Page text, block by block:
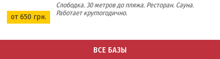
от 650 грн.
Слободка. 30 метров до пляжа. Ресторан. Сауна.
Работает круглогодично.
ВСЕ БАЗЫ